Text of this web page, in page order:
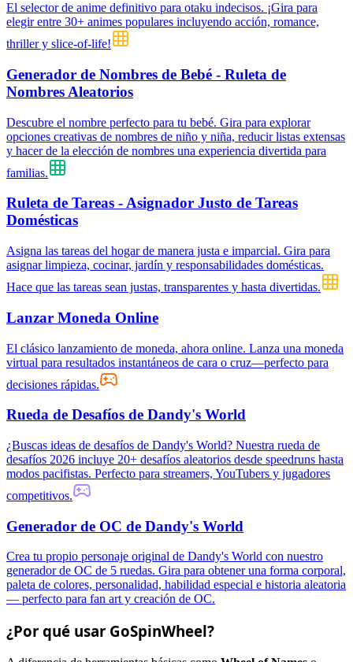
El selector de anime definitivo para otaku indecisos. ¡Gira para
elegir entre 30+ animes populares incluyendo acción, romance,
thriller y slice-of-life!
Generador de Nombres de Bebé - Ruleta de
Nombres Aleatorios
Descubre el nombre perfecto para tu bebé. Gira para explorar
opciones creativas de nombres de niño y niña, reducir listas extensas
y hacer de la elección de nombres una experiencia divertida para
familias.
Ruleta de Tareas - Asignador Justo de Tareas
Domésticas
Asigna las tareas del hogar de manera justa e imparcial. Gira para
asignar limpieza, cocinar, jardín y responsabilidades domésticas.
Hace que las tareas sean justas, transparentes y hasta divertidas.
Lanzar Moneda Online
El clásico lanzamiento de moneda, ahora online. Lanza una moneda
virtual para resultados instantáneos de cara o cruz—perfecto para
decisiones rápidas.
Rueda de Desafíos de Dandy's World
¿Buscas ideas de desafíos de Dandy's World? Nuestra rueda de
desafíos 2026 incluye 20+ desafíos aleatorios desde speedruns hasta
modos pacifistas. Perfecto para streamers, YouTubers y jugadores
competitivos.
Generador de OC de Dandy's World
Crea tu propio personaje original de Dandy's World con nuestro
generador de OC de 5 ruedas. Gira para obtener una forma corporal,
paleta de colores, personalidad, habilidad especial e historia aleatoria
— perfecto para fan art y creación de OC.
¿Por qué usar GoSpinWheel?